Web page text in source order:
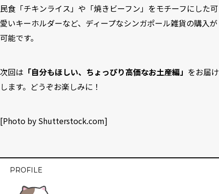
民食「チキンライス」や「焼きビーフン」をモチーフにした可
愛いキーホルダーなど、ディープなシンガポール雑貨の購入が
可能です。
次回は 「自分もほしい、ちょっぴり高価なお土産編」 をお届け
します。どうぞお楽しみに！
[Photo by Shutterstock.com]
PROFILE